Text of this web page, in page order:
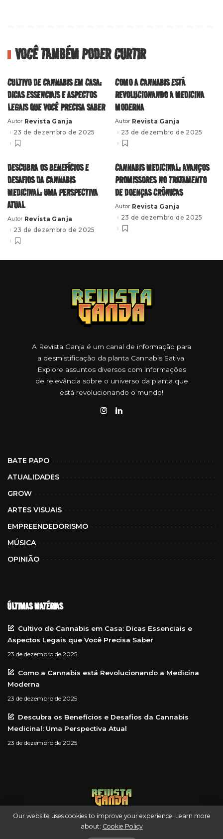
VOCÊ TAMBÉM PODER CURTIR
CULTIVO DE CANNABIS EM CASA:
DICAS ESSENCIAIS E ASPECTOS
LEGAIS QUE VOCÊ PRECISA SABER
Posted
by
Autor Revista Ganja
23 de dezembro de 2025
COMO A CANNABIS ESTÁ
REVOLUCIONANDO A MEDICINA
MODERNA
Posted
by
Autor Revista Ganja
23 de dezembro de 2025
DESCUBRA OS BENEFÍCIOS E
DESAFIOS DA CANNABIS
MEDICINAL: UMA PERSPECTIVA
ATUAL
Posted
by
Autor Revista Ganja
23 de dezembro de 2025
CANNABIS MEDICINAL: AVANÇOS
PROMISSORES NO TRATAMENTO
DE DOENÇAS CRÔNICAS
Posted
by
Autor Revista Ganja
23 de dezembro de 2025
A Revista Ganja é um canal de informação para
a desmistificação da planta Cannabis Sativa.
Explore assuntos diversos com informações
de relevância sobre o universo da planta que
está revolucionando o mundo!
BATE PAPO
ATUALIDADES
GROW
ARTES VISUAIS
EMPREENDEDORISMO
MÚSICA
OPINIÃO
ÚLTIMAS MATÉRIAS
Cultivo de Cannabis em Casa: Dicas Essenciais e
Aspectos Legais que Você Precisa Saber
23 de dezembro de 2025
Como a Cannabis está Revolucionando a Medicina
Moderna
23 de dezembro de 2025
Descubra os Benefícios e Desafios da Cannabis
Medicinal: Uma Perspectiva Atual
23 de dezembro de 2025
Our website uses cookies to improve your experience. Learn more
about: Cookie Policy